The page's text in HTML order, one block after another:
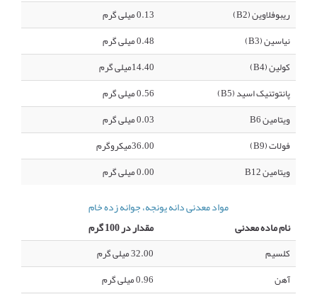
ریبوفلاوین (B2)
0.13 میلی گرم
نیاسین (B3)
0.48 میلی گرم
کولین (B4)
14.40میلی گرم
پانتوتنیک اسید (B5)
0.56 میلی گرم
ویتامین B6
0.03 میلی گرم
فولات (B9)
36.00میکروگرم
ویتامین B12
0.00 میلی گرم
مواد معدنی دانه یونجه، جوانه زده خام
نام ماده معدنی
مقدار در 100 گرم
کلسیم
32.00 میلی گرم
آهن
0.96 میلی گرم